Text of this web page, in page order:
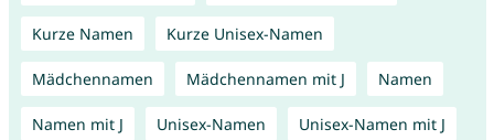
Kurze Namen Kurze Unisex-Namen
Mädchennamen Mädchennamen mit J Namen
Namen mit J Unisex-Namen Unisex-Namen mit J